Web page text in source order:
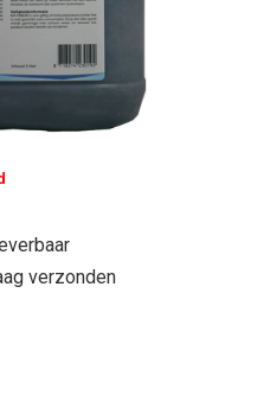
verzonden